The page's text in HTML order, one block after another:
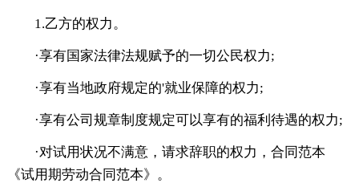
1.乙方的权力。
·享有国家法律法规赋予的一切公民权力;
·享有当地政府规定的'就业保障的权力;
·享有公司规章制度规定可以享有的福利待遇的权力;
·对试用状况不满意，请求辞职的权力，合同范本
《试用期劳动合同范本》。